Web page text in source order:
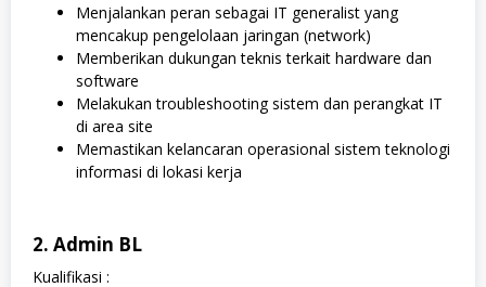
Menjalankan peran sebagai IT generalist yang
mencakup pengelolaan jaringan (network)
Memberikan dukungan teknis terkait hardware dan
software
Melakukan troubleshooting sistem dan perangkat IT
di area site
Memastikan kelancaran operasional sistem teknologi
informasi di lokasi kerja
2. Admin BL
Kualifikasi :